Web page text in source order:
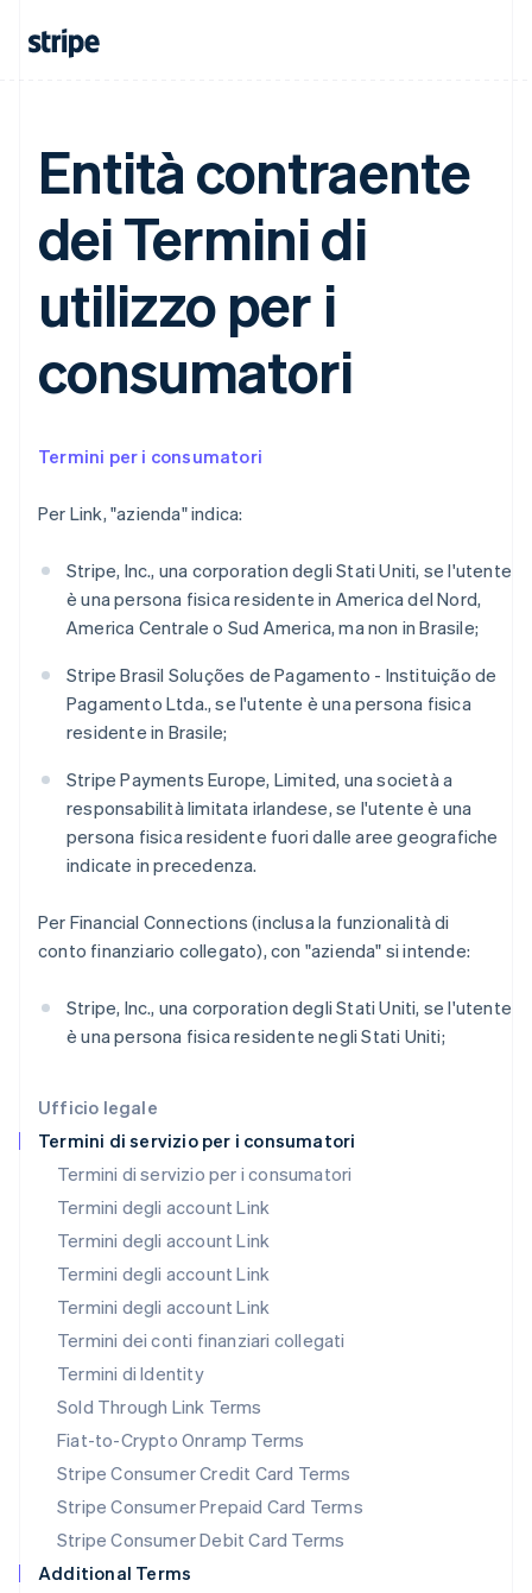
Ufficio legale
Termini di servizio per i consumatori
Termini di servizio per i consumatori
Termini degli account Link
Termini degli account Link
Termini degli account Link
Termini degli account Link
Termini dei conti finanziari collegati
Termini di Identity
Sold Through Link Terms
Fiat-to-Crypto Onramp Terms
Stripe Consumer Credit Card Terms
Stripe Consumer Prepaid Card Terms
Stripe Consumer Debit Card Terms
Additional Terms
Entità contraente
dei Termini di
utilizzo per i
consumatori
Termini per i consumatori
Per Link, "azienda" indica:
Stripe, Inc., una corporation degli Stati Uniti, se l'utente
è una persona fisica residente in America del Nord,
America Centrale o Sud America, ma non in Brasile;
Stripe Brasil Soluções de Pagamento - Instituição de
Pagamento Ltda., se l'utente è una persona fisica
residente in Brasile;
Stripe Payments Europe, Limited, una società a
responsabilità limitata irlandese, se l'utente è una
persona fisica residente fuori dalle aree geografiche
indicate in precedenza.
Per Financial Connections (inclusa la funzionalità di
conto finanziario collegato), con "azienda" si intende:
Stripe, Inc., una corporation degli Stati Uniti, se l'utente
è una persona fisica residente negli Stati Uniti;
Belgio
Nederlands
English
Canada
EnglishFrançais
Cina continentale
简体中文 English
English
Croazia
Danimarca
English
Estonia
Finlandia
Francia
Germania
DeutschEnglish
日本語 English
Gibilterra
English
English
India
Irlanda
English
ItalianoEnglish
Lettonia
DeutschEnglish
Lituania
Lussemburgo
FrançaisDeutsch
Malaysia
English 简体中文
English
Messico
Norvegia
English
Nuova Zelanda
Paesi Bassi
NederlandsEnglish
Polonia
English
Portogallo
Português English
RAS di Hong Kong, Cina
English简体中文
Regno Unito